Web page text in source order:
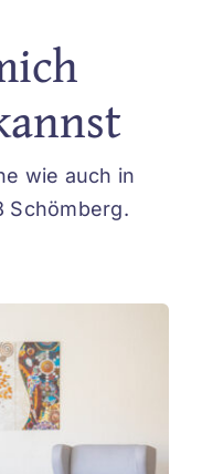
wie auch in
Schömberg.